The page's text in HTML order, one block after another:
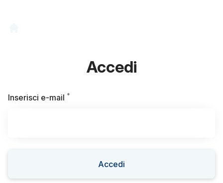
Accedi
Inserisci e-mail *
Accedi